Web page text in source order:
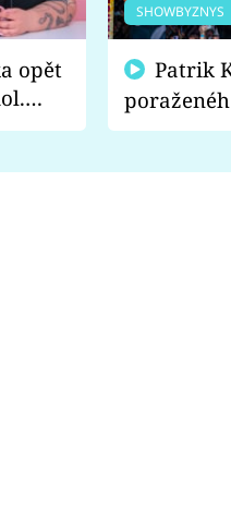
opět
a
SHOWBYZNYS
fanoušci